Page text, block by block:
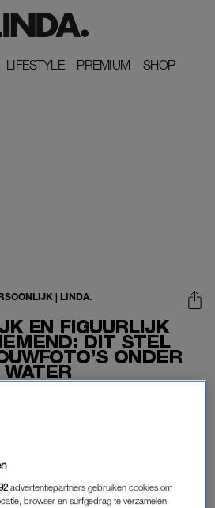
LIFESTYLE
LIFESTYLE PREMIUM
PREMIUM SHOP
SHOP
EN FIGUURLIJK
DIT STEL
ONDER
WATER
| LINDA.
Hongkong ging ‘next level’
fotoshoot – onder water.
haar wappert, kan deze bruid zó
advertentiepartners gebruiken cookies om
browser en surfgedrag te verzamelen.